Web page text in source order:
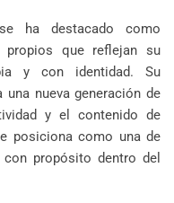
ha destacado como
propios que reflejan su
y con identidad. Su
nueva generación de
y el contenido de
posiciona como una de
propósito dentro del